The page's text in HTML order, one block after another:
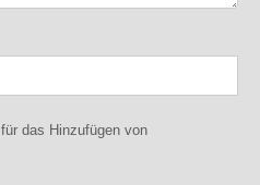
für das Hinzufügen von